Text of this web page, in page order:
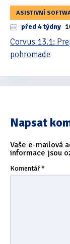
ASISTIVNÍ
před 4 týdny
Corvus 13.1:
pohromade
Napsat
Vaše e-mailová
informace jsou
Komentář*